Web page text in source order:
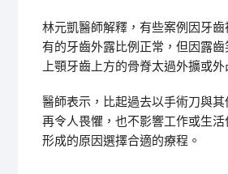
林元凱醫師解釋，有些案例因牙
有的牙齒外露比例正常，但因露
上顎牙齒上方的骨脊太過外擴或
醫師表示，比起過去以手術刀與
再令人畏懼，也不影響工作或生
形成的原因選擇合適的療程。